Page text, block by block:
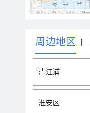
周边地区 |
清江浦
淮安区